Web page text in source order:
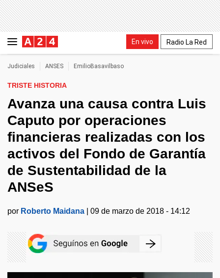
En vivo Radio La Red
Judiciales ANSES EmilioBasavilbaso
TRISTE HISTORIA
Avanza una causa contra Luis
Caputo por operaciones
financieras realizadas con los
activos del Fondo de Garantía
de Sustentabilidad de la
ANSeS
por Roberto Maidana 09 de marzo de 2018 - 14:12